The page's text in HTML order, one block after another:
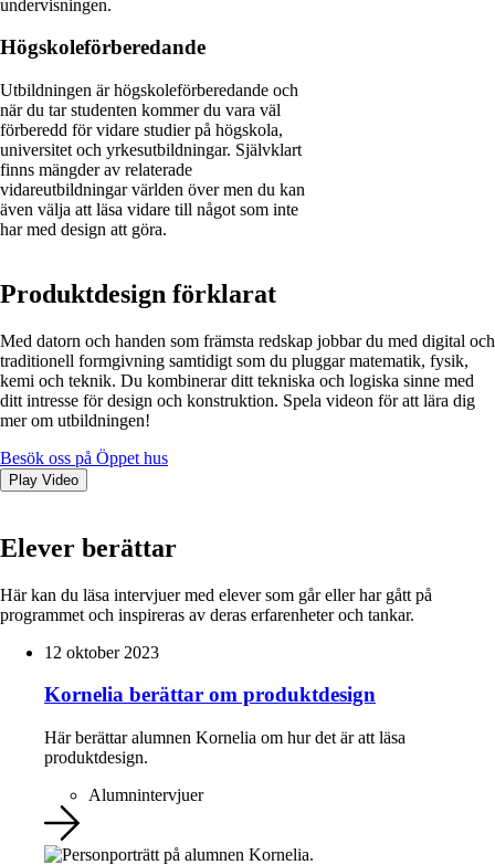
undervisningen.
Högskoleförberedande
Utbildningen är högskoleförberedande och
när du tar studenten kommer du vara väl
förberedd för vidare studier på högskola,
universitet och yrkesutbildningar. Självklart
finns mängder av relaterade
vidareutbildningar världen över men du kan
även välja att läsa vidare till något som inte
har med design att göra.
Produktdesign förklarat
Med datorn och handen som främsta redskap jobbar du med digital och
traditionell formgivning samtidigt som du pluggar matematik, fysik,
kemi och teknik. Du kombinerar ditt tekniska och logiska sinne med
ditt intresse för design och konstruktion. Spela videon för att lära dig
mer om utbildningen!
Besök oss på Öppet hus
Play Video
Elever berättar
Här kan du läsa intervjuer med elever som går eller har gått på
programmet och inspireras av deras erfarenheter och tankar.
12 oktober 2023
Kornelia berättar om produktdesign
Här berättar alumnen Kornelia om hur det är att läsa
produktdesign.
Alumnintervjuer